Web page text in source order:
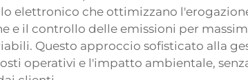
elettronico che ottimizzano
e il controllo delle emissioni per
Questo approccio sofisticato alla
operativi e l'impatto ambientale,